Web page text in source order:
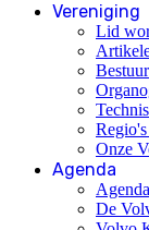
Vereniging
Lid
Bestuur
Onze
Agenda
Agenda
De